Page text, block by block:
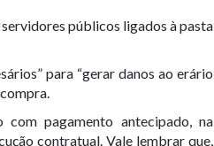
públicos ligados à pasta
para “gerar danos ao erário
pagamento antecipado, na
contratual. Vale lembrar que,